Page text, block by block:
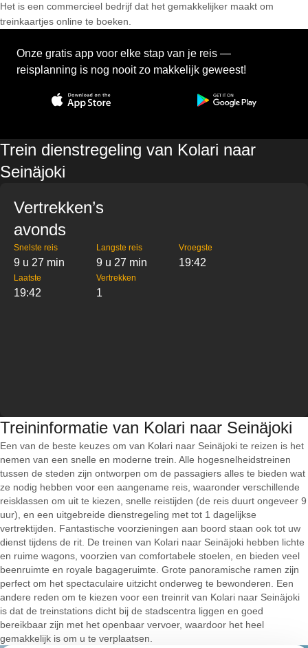
Het is een commercieel bedrijf dat het gemakkelijker maakt om
treinkaartjes online te boeken.
Onze gratis app voor elke stap van je reis —
reisplanning is nog nooit zo makkelijk geweest!
Trein dienstregeling van Kolari naar
Seinäjoki
Vertrekken’s
avonds
Snelste reis
9 u 27 min
Langste reis
9 u 27 min
Vroegste
19:42
Laatste
19:42
Vertrekken
1
Treininformatie van Kolari naar Seinäjoki
Een van de beste keuzes om van Kolari naar Seinäjoki te reizen is het
nemen van een snelle en moderne trein. Alle hogesnelheidstreinen
tussen de steden zijn ontworpen om de passagiers alles te bieden wat
ze nodig hebben voor een aangename reis, waaronder verschillende
reisklassen om uit te kiezen, snelle reistijden (de reis duurt ongeveer 9
uur), en een uitgebreide dienstregeling met tot 1 dagelijkse
vertrektijden. Fantastische voorzieningen aan boord staan ook tot uw
dienst tijdens de rit. De treinen van Kolari naar Seinäjoki hebben lichte
en ruime wagons, voorzien van comfortabele stoelen, en bieden veel
beenruimte en royale bagageruimte. Grote panoramische ramen zijn
perfect om het spectaculaire uitzicht onderweg te bewonderen. Een
andere reden om te kiezen voor een treinrit van Kolari naar Seinäjoki
is dat de treinstations dicht bij de stadscentra liggen en goed
bereikbaar zijn met het openbaar vervoer, waardoor het heel
gemakkelijk is om u te verplaatsen.